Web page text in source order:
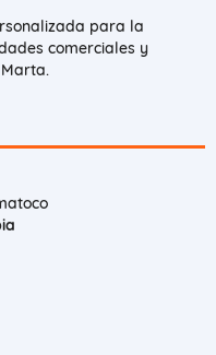
para la
comerciales y